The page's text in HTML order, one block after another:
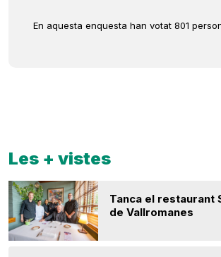
En aquesta enquesta han votat 801
Les + vistes
Tanca el restaurant
de Vallromanes